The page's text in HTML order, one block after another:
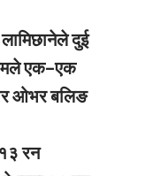
दुई
एक–एक
ओभर बलिङ
रन